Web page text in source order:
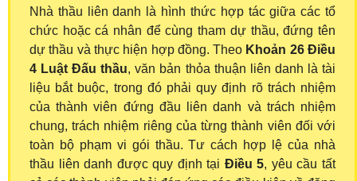
Nhà thầu liên danh là hình thức hợp tác giữa các tổ
chức hoặc cá nhân để cùng tham dự thầu, đứng tên
dự thầu và thực hiện hợp đồng. Theo Khoản 26 Điều
4 Luật Đấu thầu, văn bản thỏa thuận liên danh là tài
liệu bắt buộc, trong đó phải quy định rõ trách nhiệm
của thành viên đứng đầu liên danh và trách nhiệm
chung, trách nhiệm riêng của từng thành viên đối với
toàn bộ phạm vi gói thầu. Tư cách hợp lệ của nhà
thầu liên danh được quy định tại Điều 5, yêu cầu tất